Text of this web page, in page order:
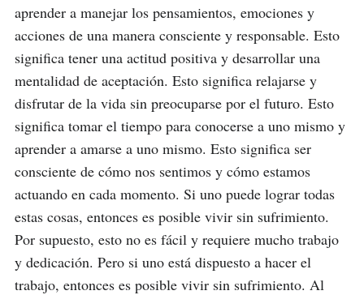
aprender a manejar los pensamientos, emociones y
acciones de una manera consciente y responsable. Esto
significa tener una actitud positiva y desarrollar una
mentalidad de aceptación. Esto significa relajarse y
disfrutar de la vida sin preocuparse por el futuro. Esto
significa tomar el tiempo para conocerse a uno mismo y
aprender a amarse a uno mismo. Esto significa ser
consciente de cómo nos sentimos y cómo estamos
actuando en cada momento. Si uno puede lograr todas
estas cosas, entonces es posible vivir sin sufrimiento.
Por supuesto, esto no es fácil y requiere mucho trabajo
y dedicación. Pero si uno está dispuesto a hacer el
trabajo, entonces es posible vivir sin sufrimiento. Al